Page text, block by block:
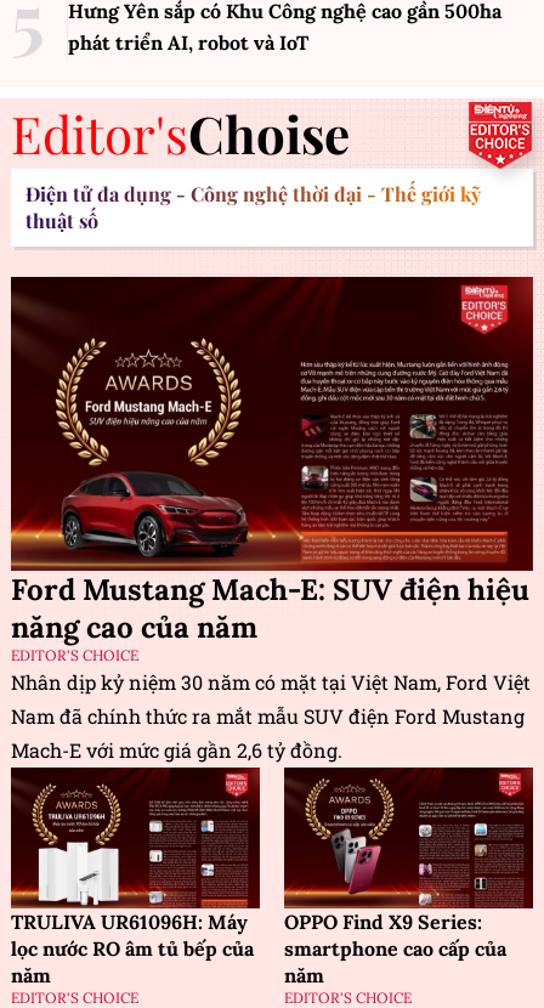
Hưng Yên sắp có Khu Công nghệ cao gần 500ha
phát triển AI, robot và IoT
Editor'sChoise
Điện tử đa dụng - Công nghệ thời đại - Thế giới kỹ
thuật số
Ford Mustang Mach-E: SUV điện hiệu
năng cao của năm
EDITOR'S CHOICE
Nhân dịp kỷ niệm 30 năm có mặt tại Việt Nam, Ford Việt
Nam đã chính thức ra mắt mẫu SUV điện Ford Mustang
Mach-E với mức giá gần 2,6 tỷ đồng.
TRULIVA UR61096H: Máy
lọc nước RO âm tủ bếp của
năm
EDITOR'S CHOICE
OPPO Find X9 Series:
smartphone cao cấp của
năm
EDITOR'S CHOICE